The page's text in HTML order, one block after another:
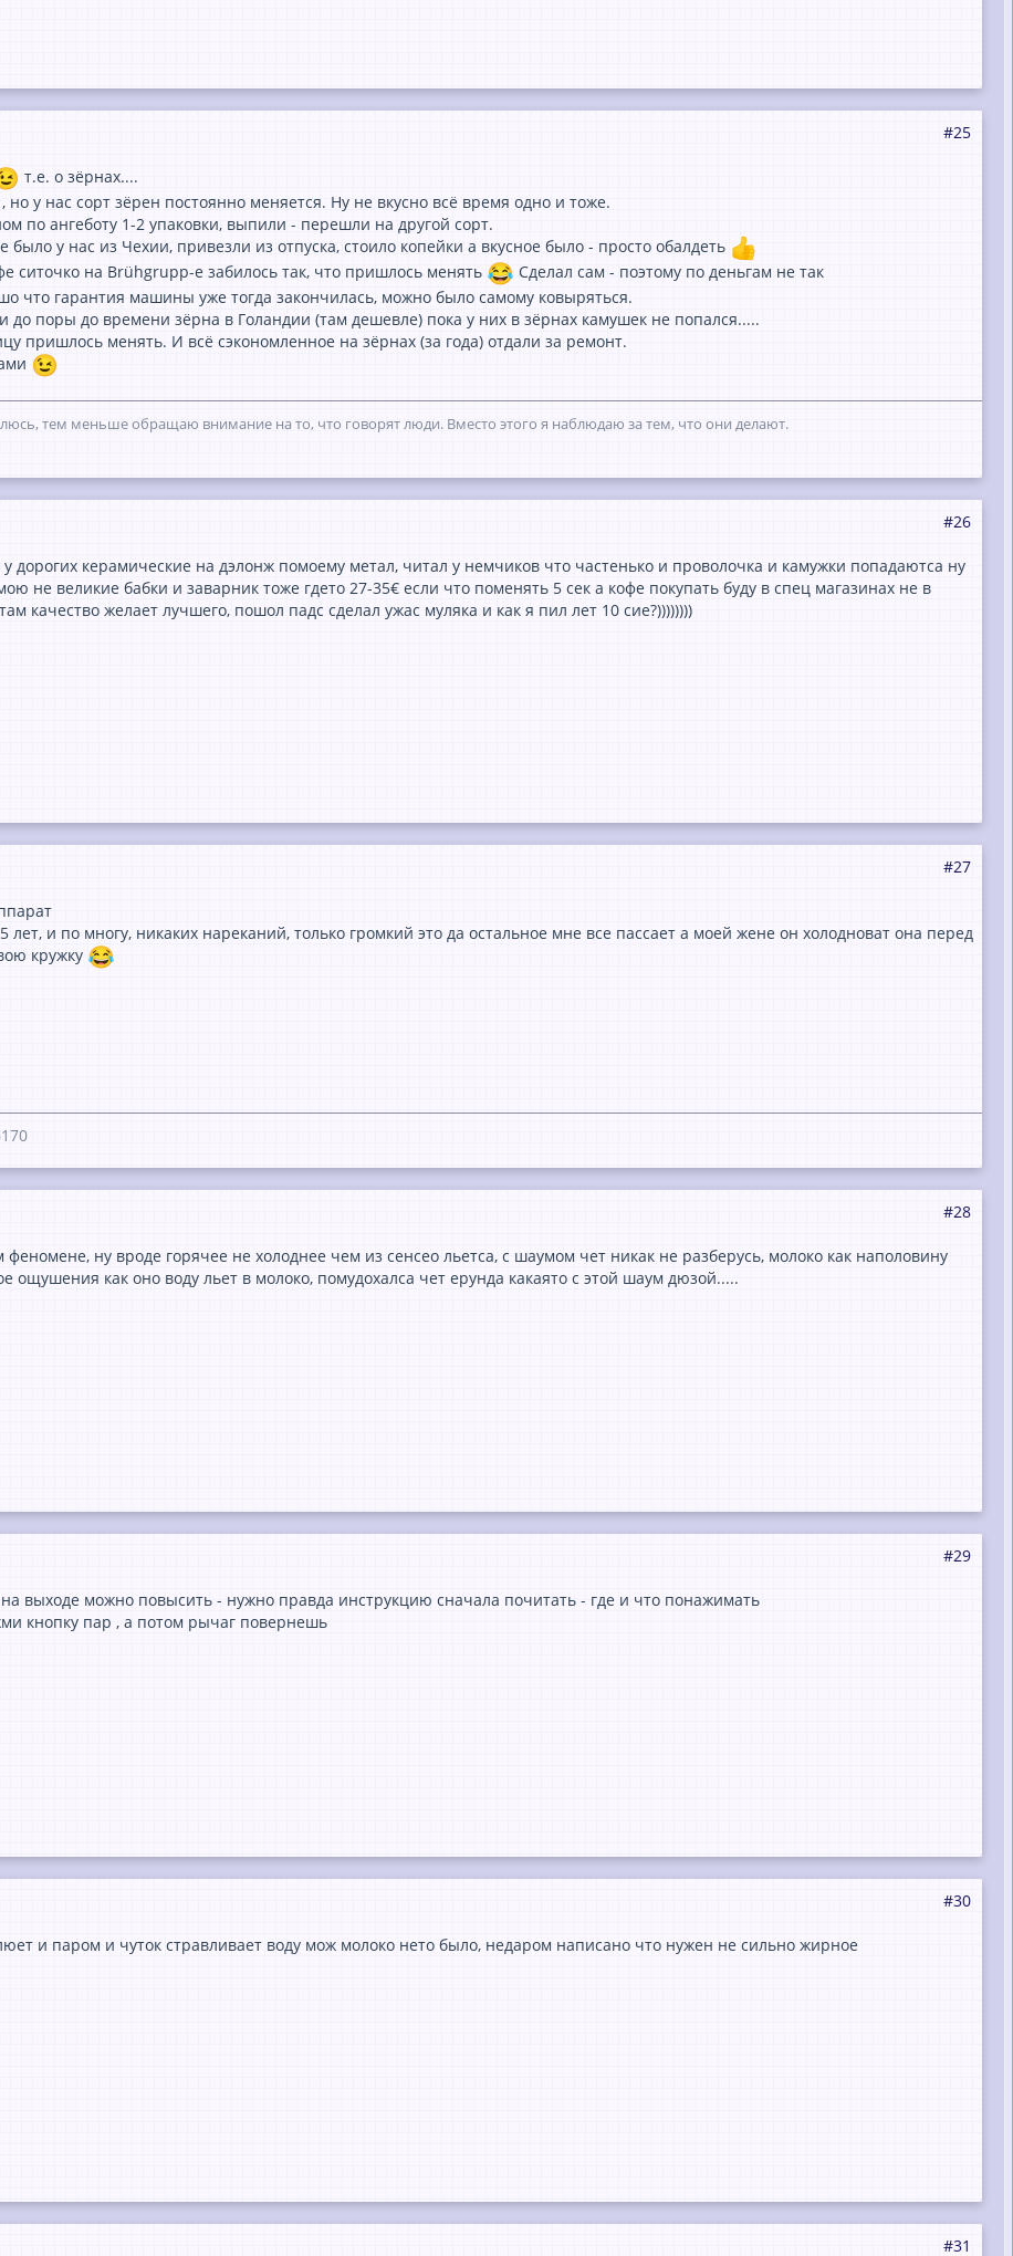
#25
т.е. о зёрнах....
но у нас сорт зёрен постоянно меняется. Ну не вкусно всё время одно и тоже.
по ангеботу 1-2 упаковки, выпили - перешли на другой сорт.
было у нас из Чехии, привезли из отпуска, стоило копейки а вкусное было - просто обалдеть
ситочко на Brühgrupp-е забилось так, что пришлось менять
Сделал сам - поэтому по деньгам не так
что гарантия машины уже тогда закончилась, можно было самому ковыряться.
до поры до времени зёрна в Голандии (там дешевле) пока у них в зёрнах камушек не попался.....
пришлось менять. И всё сэкономленное на зёрнах (за года) отдали за ремонт.
тем меньше обращаю внимание на то, что говорят люди. Вместо этого я наблюдаю за тем, что они делают.
#26
дорогих керамические на дэлонж помоему метал, читал у немчиков что частенько и проволочка и камужки попадаютса ну
не великие бабки и заварник тоже гдето 27-35€ если что поменять 5 сек а кофе покупать буду в спец магазинах не в
качество желает лучшего, пошол падс сделал ужас муляка и как я пил лет 10 сие?))))))))
#27
лет, и по многу, никаких нареканий, только громкий это да остальное мне все пассает а моей жене он холодноват она перед
кружку
#28
феномене, ну вроде горячее не холоднее чем из сенсео льетса, с шаумом чет никак не разберусь, молоко как наполовину
ощушения как оно воду льет в молоко, помудохалса чет ерунда какаято с этой шаум дюзой.....
#29
выходе можно повысить - нужно правда инструкцию сначала почитать - где и что понажимать
кнопку пар , а потом рычаг повернешь
#30
и паром и чуток стравливает воду мож молоко нето было, недаром написано что нужен не сильно жирное
#31